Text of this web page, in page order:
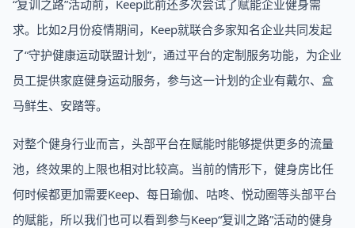
“复训之路”活动前，Keep此前还多次尝试了赋能企业健身需
求。比如2月份疫情期间，Keep就联合多家知名企业共同发起
了“守护健康运动联盟计划”，通过平台的定制服务功能，为企业
员工提供家庭健身运动服务，参与这一计划的企业有戴尔、盒
马鲜生、安踏等。
对整个健身行业而言，头部平台在赋能时能够提供更多的流量
池，终效果的上限也相对比较高。当前的情形下，健身房比任
何时候都更加需要Keep、每日瑜伽、咕咚、悦动圈等头部平台
的赋能，所以我们也可以看到参与Keep“复训之路”活动的健身